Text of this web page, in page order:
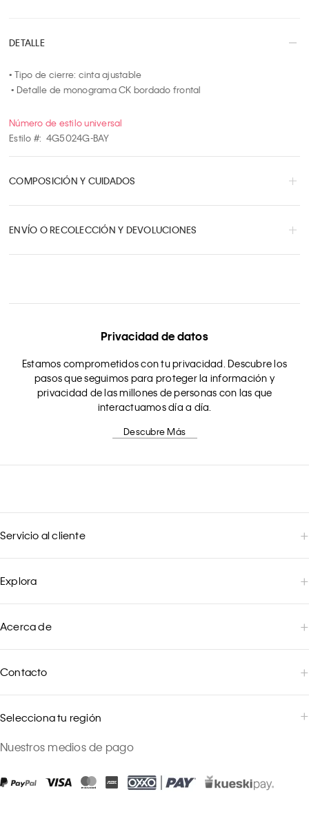
5
7
10
DETALLE
• Tipo de cierre: cinta ajustable
• Detalle de monograma CK bordado frontal
Número de estilo universal
Estilo #: 4G5024G-BAY
COMPOSICIÓN Y CUIDADOS
ENVÍO O RECOLECCIÓN Y DEVOLUCIONES
Privacidad de datos
Estamos comprometidos con tu privacidad. Descubre los
pasos que seguimos para proteger la información y
privacidad de las millones de personas con las que
interactuamos día a día.
Descubre Más
Servicio al cliente
Explora
Acerca de
Contacto
Selecciona tu región
Nuestros medios de pago